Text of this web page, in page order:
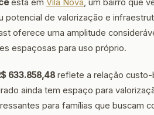
está em Vila Nova, um bairro que
potencial de valorização e
oferece uma amplitude
espaçosas para uso próprio.
633.858,48reflete a relação custo-
ainda tem espaço para
para famílias que buscam